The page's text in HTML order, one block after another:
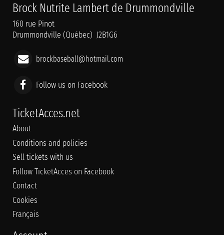
Brock Nutrite Lambert de Drummondville
160 rue Pinot
Drummondville (Québec) J2B1G6
brockbaseball@hotmail.com
Follow us on Facebook
TicketAcces.net
About
Conditions and policies
Sell tickets with us
Follow TicketAcces on Facebook
Contact
Cookies
Français